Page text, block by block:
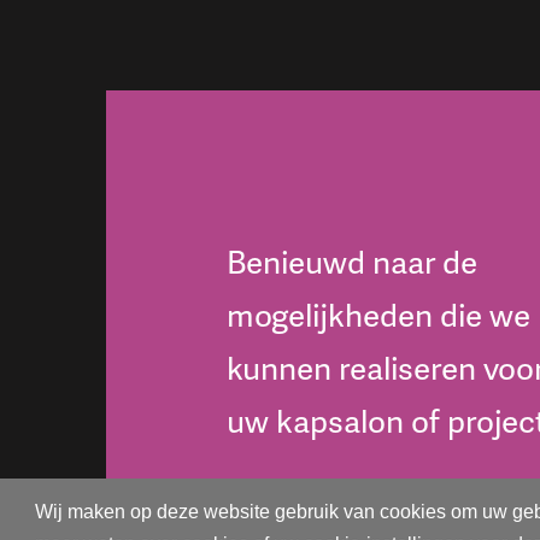
Wij maken op deze website gebruik van cookies om uw
Benieuwd naar de
mogelijkheden die we
kunnen realiseren
uw kapsalon of
CONTACTEER ONS